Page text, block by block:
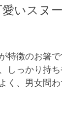
いスヌ
徴のお箸で
っかり持ち
く、男女問わ